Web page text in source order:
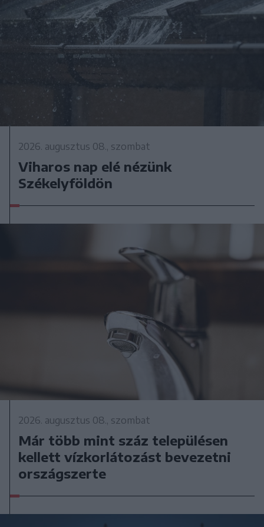
2026. augusztus 08., szombat
Viharos nap elé nézünk
Székelyföldön
2026. augusztus 08., szombat
Már több mint száz településen
kellett vízkorlátozást bevezetni
országszerte